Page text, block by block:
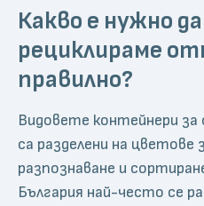
Какво е нужно
рециклираме
правилно?
Видовете контейнери
са разделени на цветове
разпознаване и
България най-често се